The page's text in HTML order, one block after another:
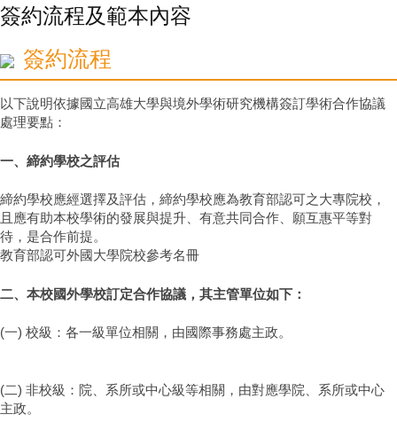
簽約流程及範本內容
簽約流程
以下說明依據國立高雄大學與境外學術研究機構簽訂學術合作協議
處理要點：
一、締約學校之評估
締約學校應經選擇及評估，締約學校應為教育部認可之大專院校，
且應有助本校學術的發展與提升、有意共同合作、願互惠平等對
待，是合作前提。
教育部認可外國大學院校參考名冊
二、本校國外學校訂定合作協議，其主管單位如下：
(一) 校級：各一級單位相關，由國際事務處主政。
(二) 非校級：院、系所或中心級等相關，由對應學院、系所或中心
主政。